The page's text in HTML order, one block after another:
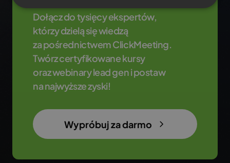
Dołącz do tysięcy ekspertów,
którzy dzielą się wiedzą
za pośrednictwem ClickMeeting.
Twórz certyfikowane kursy
oraz webinary lead gen i postaw
na najwyższe zyski!
Wypróbuj za darmo